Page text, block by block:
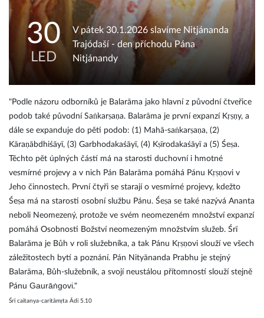
30
LED
V pátek 30.1.2026 slavíme Nitjánanda
Trajódaší - den příchodu Pána
Nitjánandy
"Podle názoru odborníků je Balarāma jako hlavní z původní čtveřice
podob také původní Saṅkarṣaṇa. Balarāma je první expanzí Kṛṣṇy, a
dále se expanduje do pěti podob: (1) Mahā-saṅkarṣaṇa, (2)
Kāraṇābdhiśāyī, (3) Garbhodakaśāyī, (4) Kṣīrodakaśāyī a (5) Śeṣa.
Těchto pět úplných částí má na starosti duchovní i hmotné
vesmírné projevy a v nich Pán Balarāma pomáhá Pánu Kṛṣṇovi v
Jeho činnostech. První čtyři se starají o vesmírné projevy, kdežto
Śeṣa má na starosti osobní službu Pánu. Śeṣa se také nazývá Ananta
neboli Neomezený, protože ve svém neomezeném množství expanzí
pomáhá Osobnosti Božství neomezeným množstvím služeb. Śrī
Balarāma je Bůh v roli služebníka, a tak Pánu Kṛṣṇovi slouží ve všech
záležitostech bytí a poznání. Pán Nityānanda Prabhu je stejný
Balarāma, Bůh-služebník, a svojí neustálou přítomností slouží stejně
Pánu Gaurāṅgovi."
Śrī caitanya-caritāmṛta Ādi 5.10